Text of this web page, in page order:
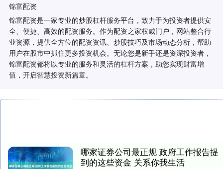
锦富配资
锦富配资是一家专业的炒股杠杆服务平台，致力于为投资者提供安
全、便捷、高效的配资服务。作为配资之家权威门户，网站整合行
业资源，提供全方位的配资资讯、炒股技巧及市场动态分析，帮助
用户在股市中抓住更多投资机会。无论您是新手还是资深投资者，
锦富配资都将以专业的服务和灵活的杠杆方案，助您实现财富增
值，开启智慧投资新篇章。
哪家证券公司最正规 政府工作报告提
到的这些资金 关系你我生活